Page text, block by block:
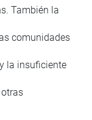
También la
comunidades
la insuficiente